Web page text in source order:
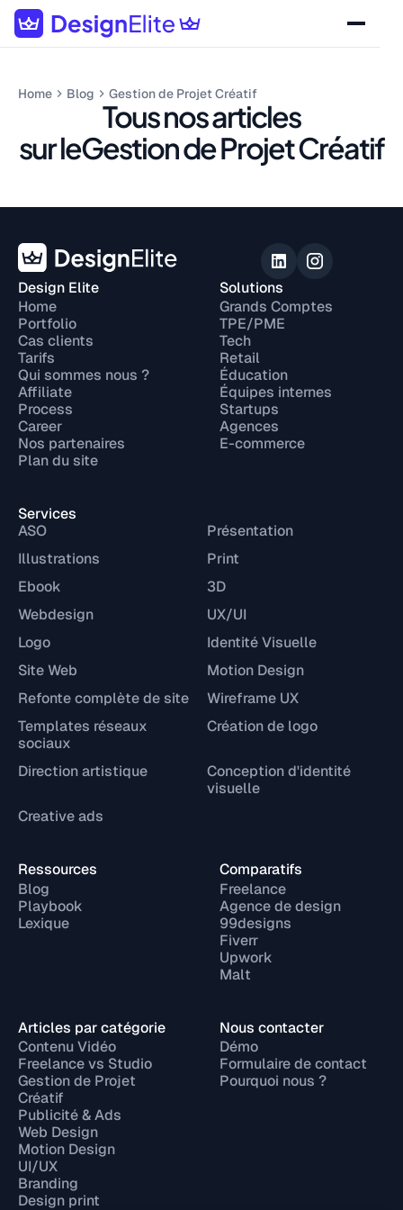
Home Blog Gestion de Projet Créatif
Tous nos articles
sur leGestion de Projet Créatif
Design Elite
Home
Portfolio
Cas clients
Tarifs
Qui sommes nous ?
Affiliate
Process
Career
Nos partenaires
Plan du site
Services
ASO
Présentation
Illustrations
Print
Ebook
3D
Webdesign
UX/UI
Logo
Identité Visuelle
Site Web
Motion Design
Refonte complète de site
Wireframe UX
Templates réseaux
sociaux
Création de logo
Direction artistique
Conception d'identité
visuelle
Creative ads
Solutions
Grands Comptes
TPE/PME
Tech
Retail
Éducation
Équipes internes
Startups
Agences
E-commerce
Ressources
Blog
Playbook
Lexique
Comparatifs
Freelance
Agence de design
99designs
Fiverr
Upwork
Malt
Articles par catégorie
Contenu Vidéo
Freelance vs Studio
Gestion de Projet
Créatif
Publicité & Ads
Web Design
Motion Design
UI/UX
Branding
Design print
Nous contacter
Démo
Formulaire de contact
Pourquoi nous ?